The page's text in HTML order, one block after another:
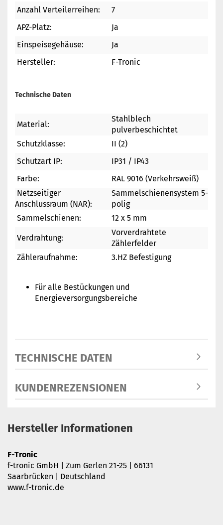
Anzahl Verteilerreihen:
7
APZ-Platz:
Ja
Einspeisegehäuse:
Ja
Hersteller:
F-Tronic
Technische Daten
Material:
Stahlblech
pulverbeschichtet
Schutzklasse:
II (2)
Schutzart IP:
IP31 / IP43
Farbe:
RAL 9016 (Verkehrsweiß)
Netzseitiger
Anschlussraum (NAR):
Sammelschienensystem 5-
polig
Sammelschienen:
12 x 5 mm
Verdrahtung:
Vorverdrahtete
Zählerfelder
Zähleraufnahme:
3.HZ Befestigung
Für alle Bestückungen und
Energieversorgungsbereiche
TECHNISCHE DATEN
KUNDENREZENSIONEN
Hersteller Informationen
F-Tronic
f-tronic GmbH | Zum Gerlen 21-25 | 66131
Saarbrücken | Deutschland
www.f-tronic.de